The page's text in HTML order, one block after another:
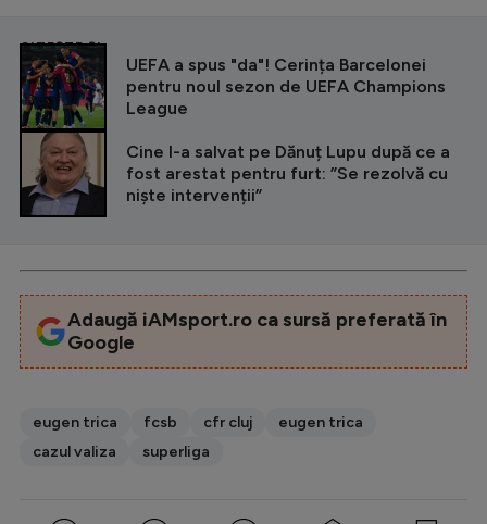
CITEȘTE ȘI
UEFA a spus "da"! Cerința Barcelonei
pentru noul sezon de UEFA Champions
League
Cine l-a salvat pe Dănuț Lupu după ce a
fost arestat pentru furt: ”Se rezolvă cu
niște intervenții”
Adaugă iAMsport.ro ca sursă preferată în
Google
eugen trica fcsb cfr cluj
eugen trica
cazul valiza
superliga